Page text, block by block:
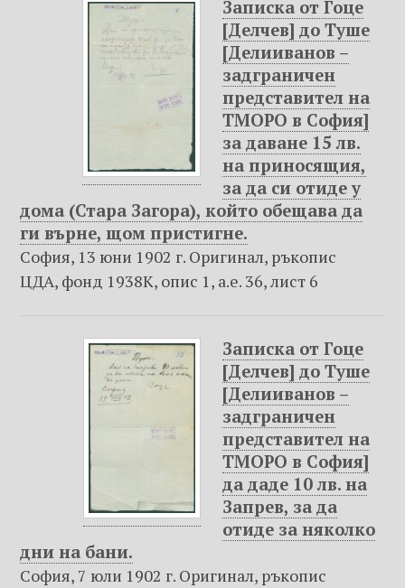
Записка от Гоце
[Делчев] до Туше
[Делииванов –
задграничен
представител на
ТМОРО в София]
за даване 15 лв.
на приносящия,
за да си отиде у
дома (Стара Загора), който обещава да
ги върне, щом пристигне.
София, 13 юни 1902 г. Оригинал, ръкопис
ЦДА, фонд 1938К, опис 1, а.е. 36, лист 6
Записка от Гоце
[Делчев] до Туше
[Делииванов –
задграничен
представител на
ТМОРО в София]
да даде 10 лв. на
Запрев, за да
отиде за няколко
дни на бани.
София, 7 юли 1902 г. Оригинал, ръкопис